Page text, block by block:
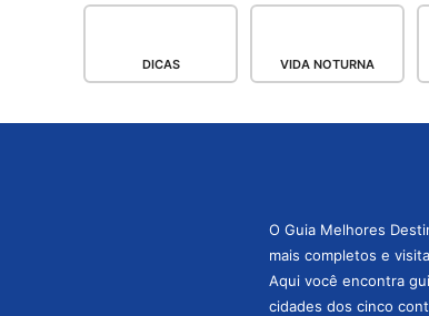
DICAS VIDA NOTURNA
O Guia Melhores
mais completos e
Aqui você encontra
cidades dos cinco